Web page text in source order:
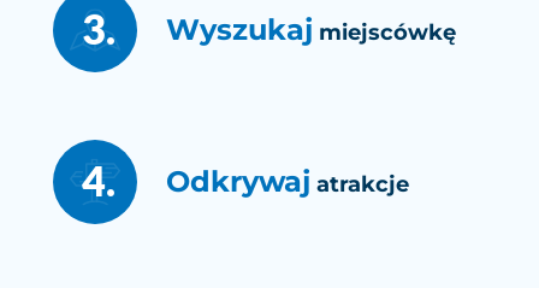
3. Wyszukaj miejscówkę
4. Odkrywaj atrakcje